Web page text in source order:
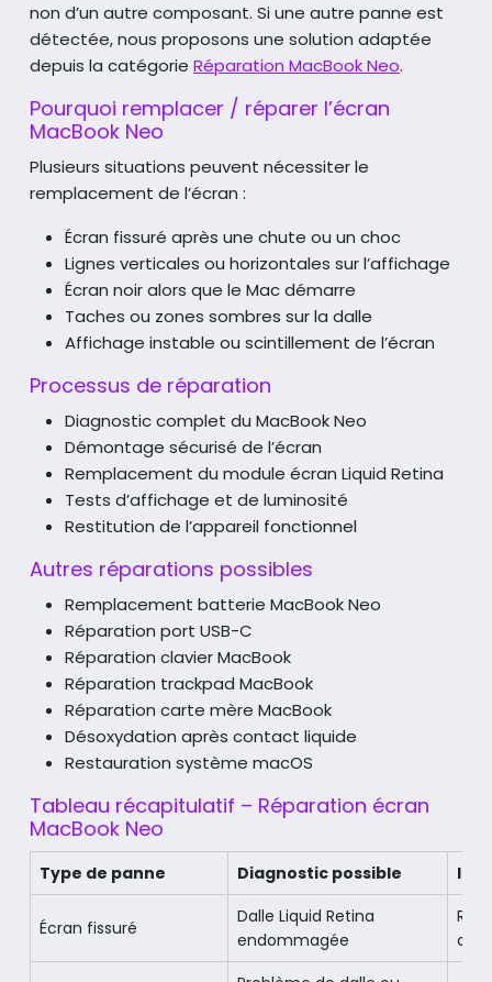
non d’un autre composant. Si une autre panne est
détectée, nous proposons une solution adaptée
depuis la catégorie Réparation MacBook Neo.
Pourquoi remplacer / réparer l’écran
MacBook Neo
Plusieurs situations peuvent nécessiter le
remplacement de l’écran :
Écran fissuré après une chute ou un choc
Lignes verticales ou horizontales sur l’affichage
Écran noir alors que le Mac démarre
Taches ou zones sombres sur la dalle
Affichage instable ou scintillement de l’écran
Processus de réparation
Diagnostic complet du MacBook Neo
Démontage sécurisé de l’écran
Remplacement du module écran Liquid Retina
Tests d’affichage et de luminosité
Restitution de l’appareil fonctionnel
Autres réparations possibles
Remplacement batterie MacBook Neo
Réparation port USB-C
Réparation clavier MacBook
Réparation trackpad MacBook
Réparation carte mère MacBook
Désoxydation après contact liquide
Restauration système macOS
Tableau récapitulatif – Réparation écran
MacBook Neo
Type de panne Diagnostic possible
Écran fissuré
Dalle Liquid Retina
endommagée